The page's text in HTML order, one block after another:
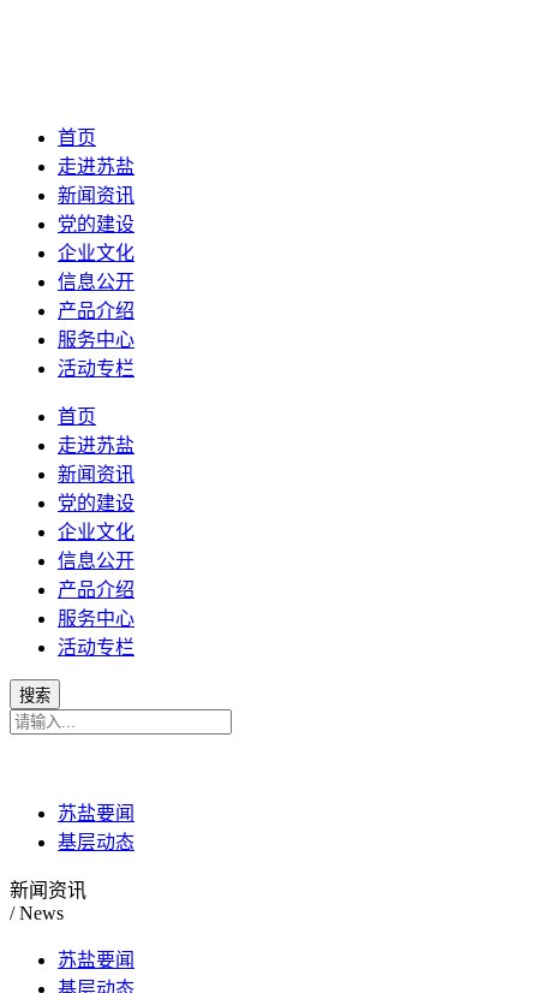
首页
走进苏盐
新闻资讯
党的建设
企业文化
信息公开
产品介绍
服务中心
活动专栏
首页
走进苏盐
新闻资讯
党的建设
企业文化
信息公开
产品介绍
服务中心
活动专栏
苏盐要闻
基层动态
新闻资讯
/ News
苏盐要闻
基层动态